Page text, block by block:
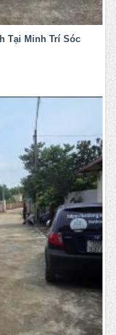
Tại Minh Trí Sóc